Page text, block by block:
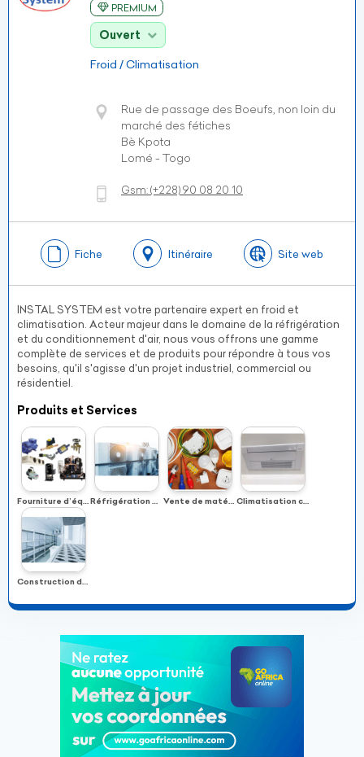
PREMIUM
Ouvert
Froid / Climatisation
Rue de passage des Boeufs, non loin du
marché des fétiches
Bè Kpota
Lomé - Togo
Gsm:(+228)90 08 20 10
Fiche Itinéraire Site web
INSTAL SYSTEM est votre partenaire expert en froid et
climatisation. Acteur majeur dans le domaine de la réfrigération
et du conditionnement d'air, nous vous offrons une gamme
complète de services et de produits pour répondre à tous vos
besoins, qu'il s'agisse d'un projet industriel, commercial ou
résidentiel.
Produits et Services
Fourniture d’équipements frigorifiques Réfrigération et conditionnement Vente de matériels électriques Climatisation centrale
Construction de la chambre froide